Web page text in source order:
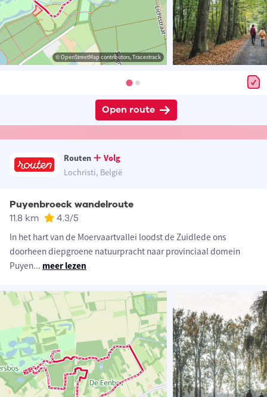
© OpenStreetMap contributors, Tracestrack
Open route
Routen
Volg
Lochristi, België
Puyenbroeck wandelroute
11.8 km 4.3/5
In het hart van de Moervaartvallei loodst de Zuidlede ons
doorheen diepgroene natuurpracht naar provinciaal domein
Puyen... meer lezen